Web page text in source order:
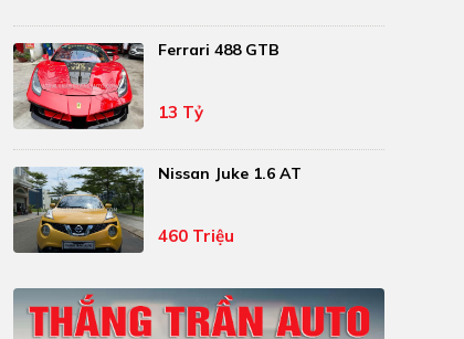
Ferrari 488 GTB
13 Tỷ
Nissan Juke 1.6 AT
460 Triệu